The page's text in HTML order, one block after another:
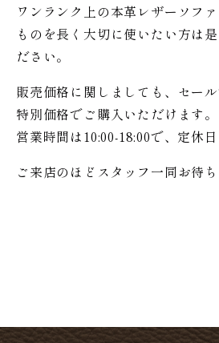
ワンランク上の本革レザーソフ
ものを長く大切に使いたい方は
ださい。
販売価格に関しましても、セー
特別価格でご購入いただけます。
営業時間は10:00-18:00で、定休
ご来店のほどスタッフ一同お待ち